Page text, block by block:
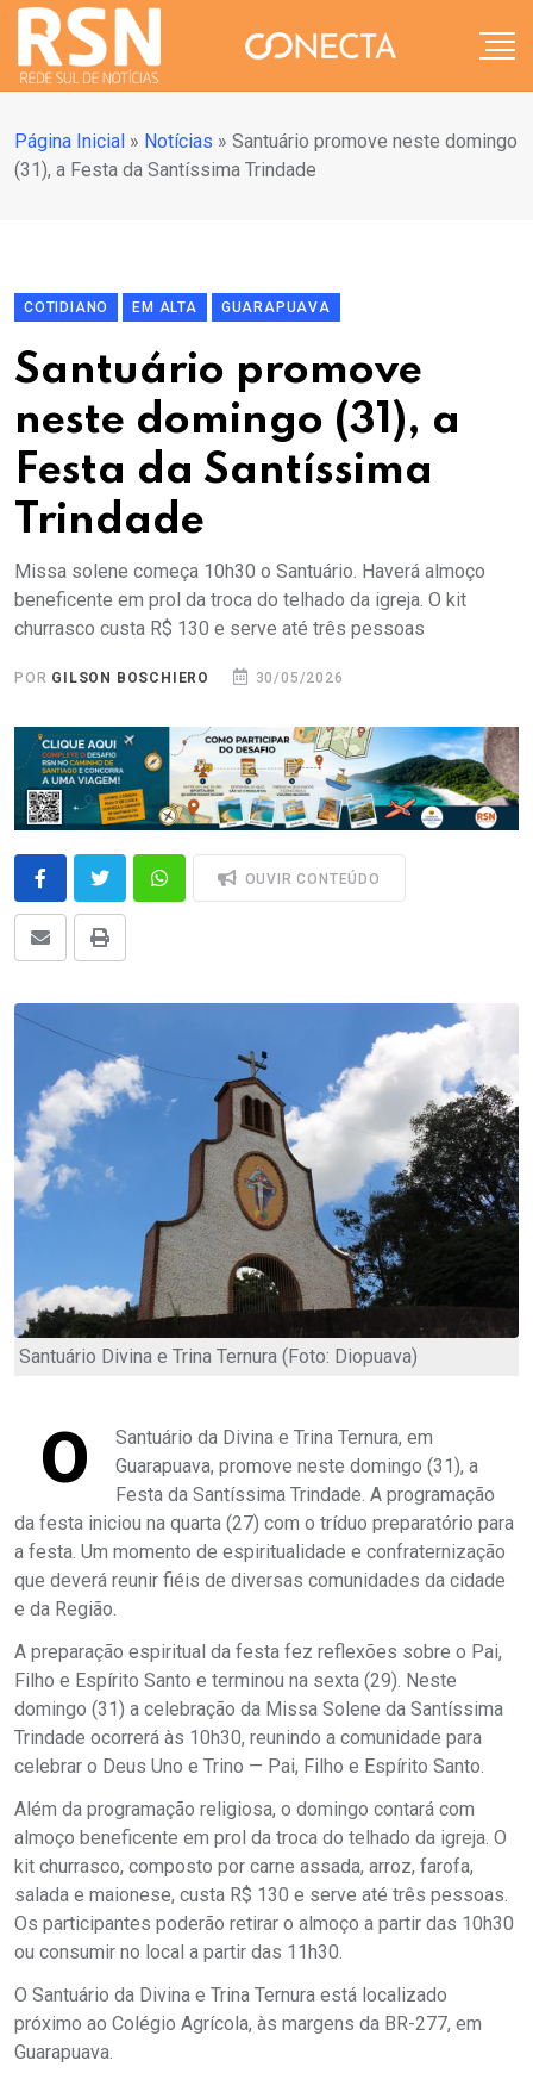
Página Inicial » Notícias » Santuário promove neste domingo
(31), a Festa da Santíssima Trindade
COTIDIANO EM ALTA GUARAPUAVA
Santuário promove
neste domingo (31), a
Festa da Santíssima
Trindade
Missa solene começa 10h30 o Santuário. Haverá almoço
beneficente em prol da troca do telhado da igreja. O kit
churrasco custa R$ 130 e serve até três pessoas
POR GILSON BOSCHIERO 30/05/2026
OUVIR CONTEÚDO
Santuário Divina e Trina Ternura (Foto: Diopuava)
O
Santuário da Divina e Trina Ternura, em
Guarapuava, promove neste domingo (31), a
Festa da Santíssima Trindade. A programação
da festa iniciou na quarta (27) com o tríduo preparatório para
a festa. Um momento de espiritualidade e confraternização
que deverá reunir fiéis de diversas comunidades da cidade
e da Região.
A preparação espiritual da festa fez reflexões sobre o Pai,
Filho e Espírito Santo e terminou na sexta (29). Neste
domingo (31) a celebração da Missa Solene da Santíssima
Trindade ocorrerá às 10h30, reunindo a comunidade para
celebrar o Deus Uno e Trino — Pai, Filho e Espírito Santo.
Além da programação religiosa, o domingo contará com
almoço beneficente em prol da troca do telhado da igreja. O
kit churrasco, composto por carne assada, arroz, farofa,
salada e maionese, custa R$ 130 e serve até três pessoas.
Os participantes poderão retirar o almoço a partir das 10h30
ou consumir no local a partir das 11h30.
O Santuário da Divina e Trina Ternura está localizado
próximo ao Colégio Agrícola, às margens da BR-277, em
Guarapuava.